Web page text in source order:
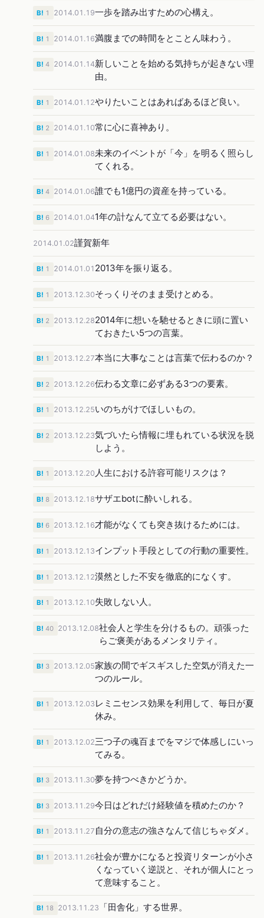
2014.01.19一歩を踏み出すための心構え。
B! 1
2014.01.16満腹までの時間をとことん味わう。
B! 1
2014.01.14新しいことを始める気持ちが起きない理
由。
B! 4
2014.01.12やりたいことはあればあるほど良い。
B! 1
2014.01.10常に心に喜神あり。
B! 2
2014.01.08未来のイベントが「今」を明るく照らし
てくれる。
B! 1
2014.01.06誰でも1億円の資産を持っている。
B! 4
2014.01.041年の計なんて立てる必要はない。
B! 6
2014.01.02謹賀新年
2014.01.01 2013年を振り返る。
B! 1
2013.12.30そっくりそのまま受けとめる。
B! 1
2013.12.282014年に想いを馳せるときに頭に置い
ておきたい5つの言葉。
B! 2
2013.12.27本当に大事なことは言葉で伝わるのか？
B! 1
2013.12.26伝わる文章に必ずある3つの要素。
B! 2
2013.12.25いのちがけでほしいもの。
B! 1
2013.12.23気づいたら情報に埋もれている状況を脱
しよう。
B! 2
2013.12.20 人生における許容可能リスクは？
B! 1
2013.12.18サザエbotに酔いしれる。
B! 8
2013.12.16才能がなくても突き抜けるためには。
B! 6
2013.12.13インプット手段としての行動の重要性。
B! 1
2013.12.12漠然とした不安を徹底的になくす。
B! 1
2013.12.10失敗しない人。
B! 1
2013.12.08社会人と学生を分けるもの。頑張った
らご褒美があるメンタリティ。
B! 40
2013.12.05家族の間でギスギスした空気が消えた一
つのルール。
B! 3
2013.12.03 レミニセンス効果を利用して、毎日が夏
休み。
B! 1
2013.12.02三つ子の魂百までをマジで体感しにいっ
てみる。
B! 1
2013.11.30夢を持つべきかどうか。
B! 3
2013.11.29今日はどれだけ経験値を積めたのか？
B! 3
2013.11.27 自分の意志の強さなんて信じちゃダメ。
B! 1
2013.11.26社会が豊かになると投資リターンが小さ
くなっていく逆説と、それが個人にとっ
て意味すること。
B! 1
2013.11.23 「田舎化」する世界。
B! 18